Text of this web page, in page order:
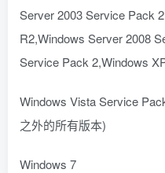
Server 2003 Service Pack
R2,Windows Server 2008
Service Pack 2,Windows
Windows Vista Service
之外的所有版本)
Windows 7